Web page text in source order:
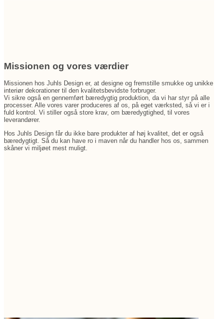
Missionen og vores værdier
Missionen hos Juhls Design er, at designe og fremstille smukke og unikke
interiør dekorationer til den kvalitetsbevidste forbruger.
Vi sikre også en gennemført bæredygtig produktion, da vi har styr på alle
processer. Alle vores varer produceres af os, på eget værksted, så vi er i
fuld kontrol. Vi stiller også store krav, om bæredygtighed, til vores
leverandører.
Hos Juhls Design får du ikke bare produkter af høj kvalitet, det er også
bæredygtigt. Så du kan have ro i maven når du handler hos os, sammen
skåner vi miljøet mest muligt.